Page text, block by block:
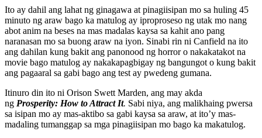
Ito ay dahil ang lahat ng ginagawa at pinagiisipan mo sa huling 45
minuto ng araw bago ka matulog ay iproproseso ng utak mo nang
abot anim na beses na mas madalas kaysa sa kahit ano pang
naranasan mo sa buong araw na iyon. Sinabi rin ni Canfield na ito
ang dahilan kung bakit ang panonood ng horror o nakakatakot na
movie bago matulog ay nakakapagbigay ng bangungot o kung bakit
ang pagaaral sa gabi bago ang test ay pwedeng gumana.
Itinuro din ito ni Orison Swett Marden, ang may akda
ng Prosperity: How to Attract It. Sabi niya, ang malikhaing pwersa
sa isipan mo ay mas-aktibo sa gabi kaysa sa araw, at ito’y mas-
madaling tumanggap sa mga pinagiisipan mo bago ka makatulog.